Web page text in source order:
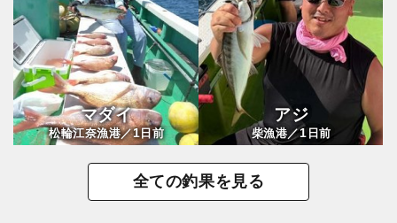
マダイ
松輪江奈漁港／1日前
アジ
柴漁港／1日前
全ての釣果を見る